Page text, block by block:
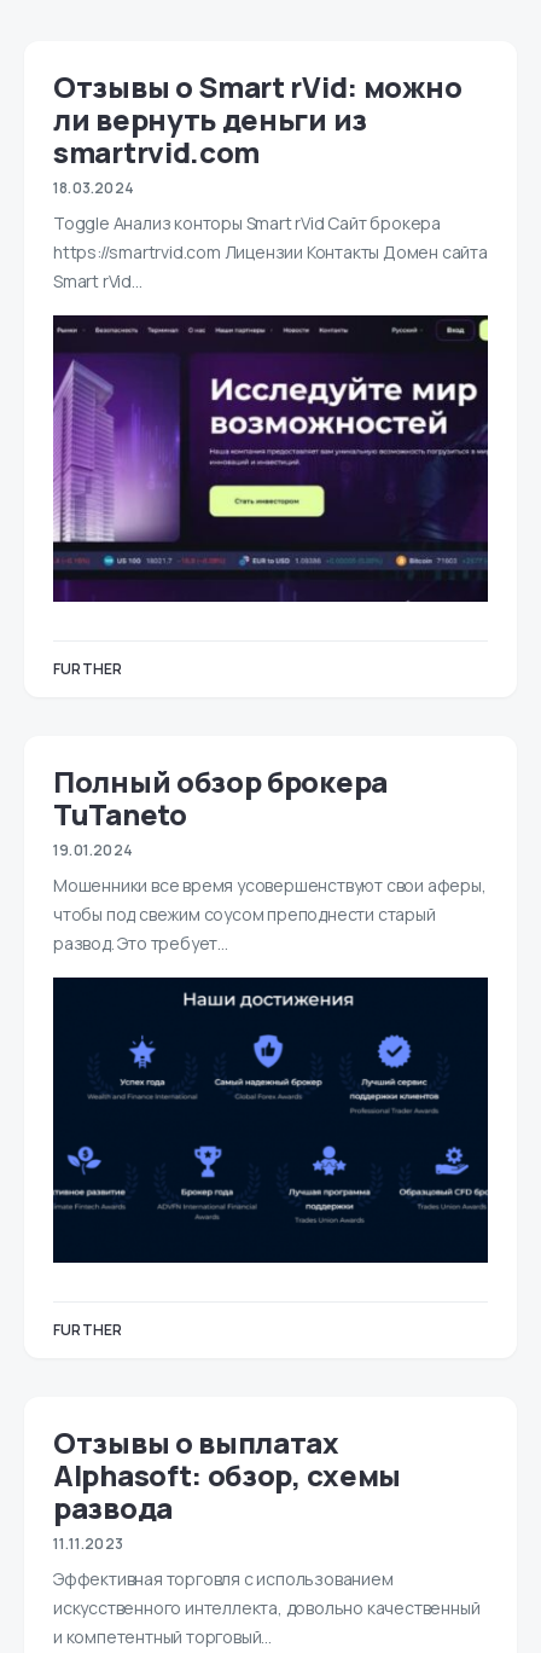
Отзывы о Smart rVid: можно
ли вернуть деньги из
smartrvid.com
18.03.2024
Toggle Анализ конторы Smart rVid Сайт брокера
https://smartrvid.com Лицензии Контакты Домен сайта
Smart rVid…
FURTHER
Полный обзор брокера
TuTaneto
19.01.2024
Мошенники все время усовершенствуют свои аферы,
чтобы под свежим соусом преподнести старый
развод. Это требует…
FURTHER
Отзывы о выплатах
Alphasoft: обзор, схемы
развода
11.11.2023
Эффективная торговля с использованием
искусственного интеллекта, довольно качественный
и компетентный торговый…